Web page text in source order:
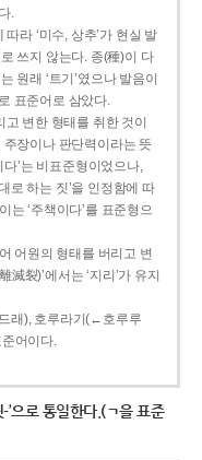
.
라 ‘미수, 상추’가 현실 발
쓰지 않는다. 종(種)이 다
원래 ‘트기’였으나 발음이
표준어로 삼았다.
변한 형태를 취한 것이
주장이나 판단력이라는 뜻
다’는 비표준형이었으나,
로 하는 짓’을 인정함에 따
는 ‘주책이다’를 표준형으
어원의 형태를 버리고 변
裂)’에서는 ‘지리’가 유지
래), 호루라기(←호루루
어이다.
-’으로 통일한다.(ㄱ을 표준